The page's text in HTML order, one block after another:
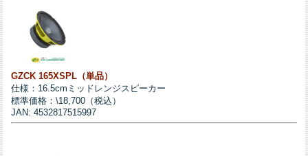
GZCK 165XSPL（単品）
仕様：16.5cmミッドレンジスピーカー
標準価格：\18,700（税込）
JAN: 4532817515997